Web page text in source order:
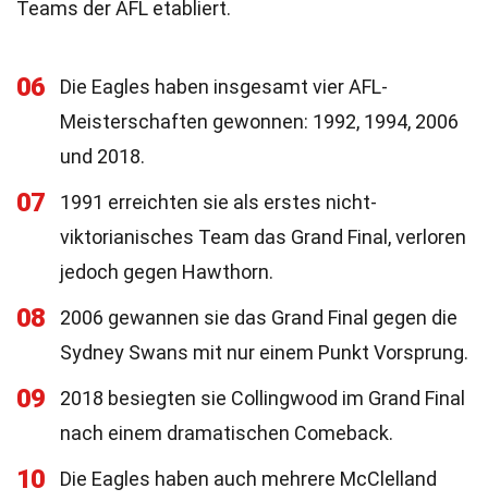
Teams der AFL etabliert.
06
Die Eagles haben insgesamt vier AFL-
Meisterschaften gewonnen: 1992, 1994, 2006
und 2018.
07
1991 erreichten sie als erstes nicht-
viktorianisches Team das Grand Final, verloren
jedoch gegen Hawthorn.
08
2006 gewannen sie das Grand Final gegen die
Sydney Swans mit nur einem Punkt Vorsprung.
09
2018 besiegten sie Collingwood im Grand Final
nach einem dramatischen Comeback.
10
Die Eagles haben auch mehrere McClelland